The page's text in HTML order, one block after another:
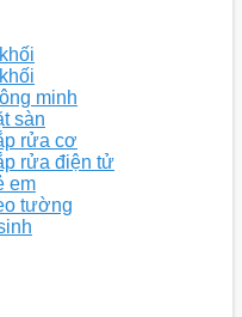
minh
sàn
rửa cơ
rửa điện tử
em
tường